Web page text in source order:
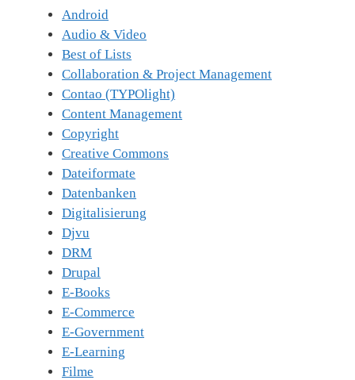
Android
Audio & Video
Best of Lists
Collaboration & Project Management
Contao (TYPOlight)
Content Management
Copyright
Creative Commons
Dateiformate
Datenbanken
Digitalisierung
Djvu
DRM
Drupal
E-Books
E-Commerce
E-Government
E-Learning
Filme